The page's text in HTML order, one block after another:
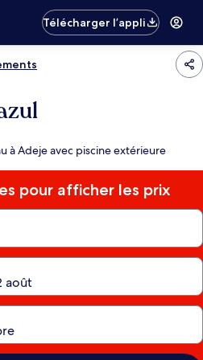
Télécharger l’appli
à Adeje avec piscine extérieure
pour afficher les prix